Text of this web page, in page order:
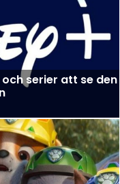
serier att se den